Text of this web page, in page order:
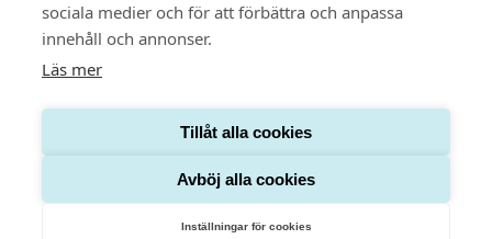
sociala medier och för att förbättra och anpassa
innehåll och annonser.
Läs mer
Tillåt alla cookies
Avböj alla cookies
Inställningar för cookies
Integritetspolicy